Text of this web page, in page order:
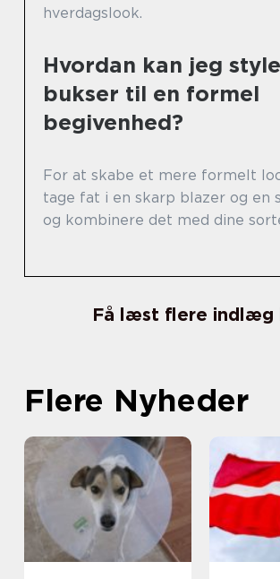
hverdagslook.
Hvordan kan jeg
bukser til en formel
begivenhed?
For at skabe et mere formelt
tage fat i en skarp blazer og en
og kombinere det med dine
Få læst flere indlæg
Flere Nyheder